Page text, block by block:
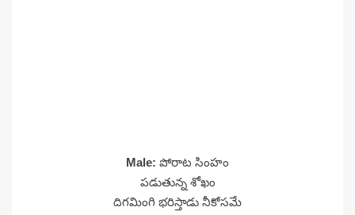
Male: పోరాట సింహం
పడుతున్న శోఖం
దిగమింగి భరిస్తాడు నీకోసమే